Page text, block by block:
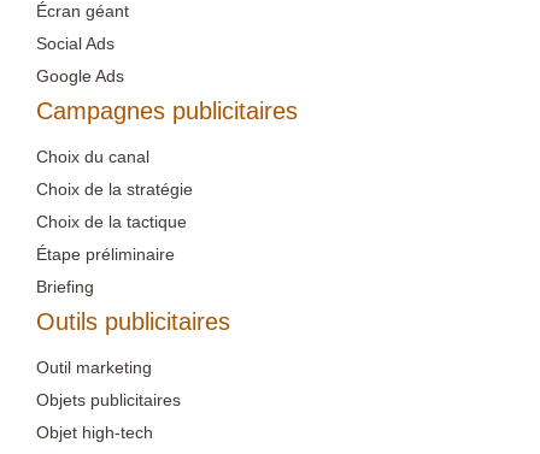
Écran géant
Social Ads
Google Ads
Campagnes publicitaires
Choix du canal
Choix de la stratégie
Choix de la tactique
Étape préliminaire
Briefing
Outils publicitaires
Outil marketing
Objets publicitaires
Objet high-tech